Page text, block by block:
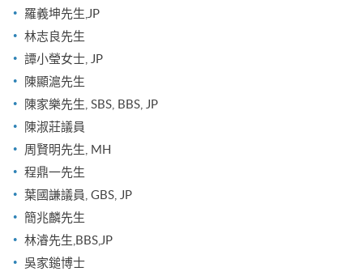
羅義坤先生,JP
林志良先生
譚小瑩女士, JP
陳顯滬先生
陳家樂先生, SBS, BBS, JP
陳淑莊議員
周賢明先生, MH
程鼎一先生
葉國謙議員, GBS, JP
簡兆麟先生
林濬先生,BBS,JP
吳家鎚博士